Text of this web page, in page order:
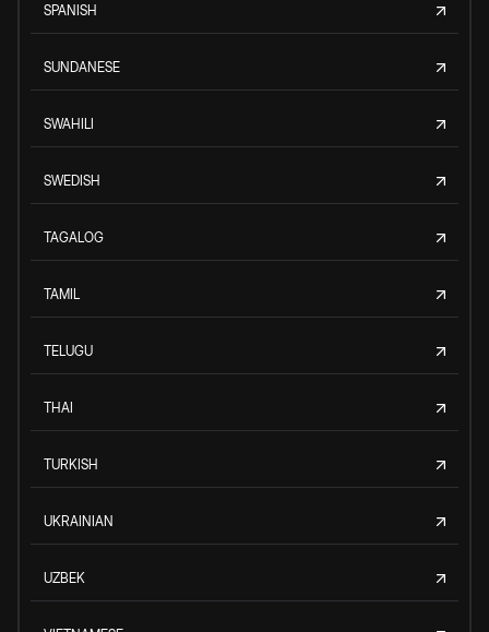
SPANISH
SUNDANESE
SWAHILI
SWEDISH
TAGALOG
TAMIL
TELUGU
THAI
TURKISH
UKRAINIAN
UZBEK